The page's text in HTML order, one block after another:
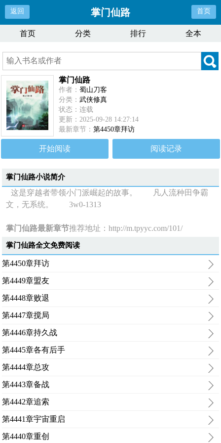
返回 掌门仙路 首页
首页 分类 排行 全本
掌门仙路
作者：蜀山刀客
分类：武侠修真
状态：连载
更新：2025-09-28 14:27:14
最新章节：第4450章拜访
开始阅读 阅读记录
掌门仙路小说简介
这是穿越者带领小门派崛起的故事。 凡人流种田争霸
文，无系统。 3w0-1313
掌门仙路最新章节推荐地址：http://m.tpyyc.com/101/
掌门仙路全文免费阅读
第4450章拜访
第4449章盟友
第4448章败退
第4447章搅局
第4446章持久战
第4445章各有后手
第4444章总攻
第4443章备战
第4442章追索
第4441章宇宙重启
第4440章重创